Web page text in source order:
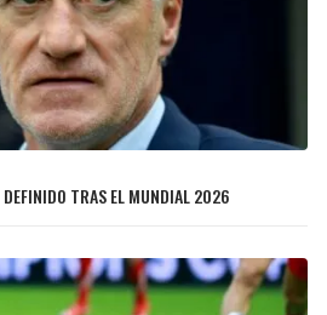
TRAS EL MUNDIAL 2026